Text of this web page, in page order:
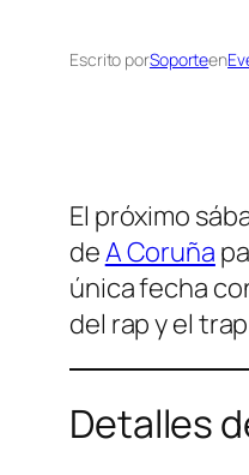
Escrito porSoporteen
El próximo
deA Coruña
única fecha
del rap y el
Detalles